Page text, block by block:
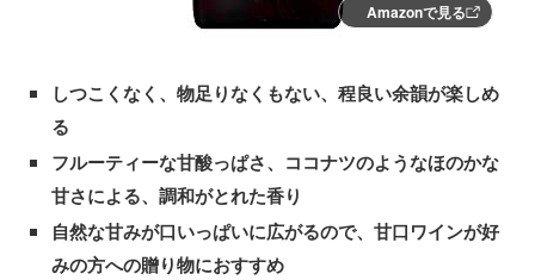
Amazonで見る
しつこくなく、物足りなくもない、程良い余韻が楽しめ
る
フルーティーな甘酸っぱさ、ココナツのようなほのかな
甘さによる、調和がとれた香り
自然な甘みが口いっぱいに広がるので、甘口ワインが好
みの方への贈り物におすすめ